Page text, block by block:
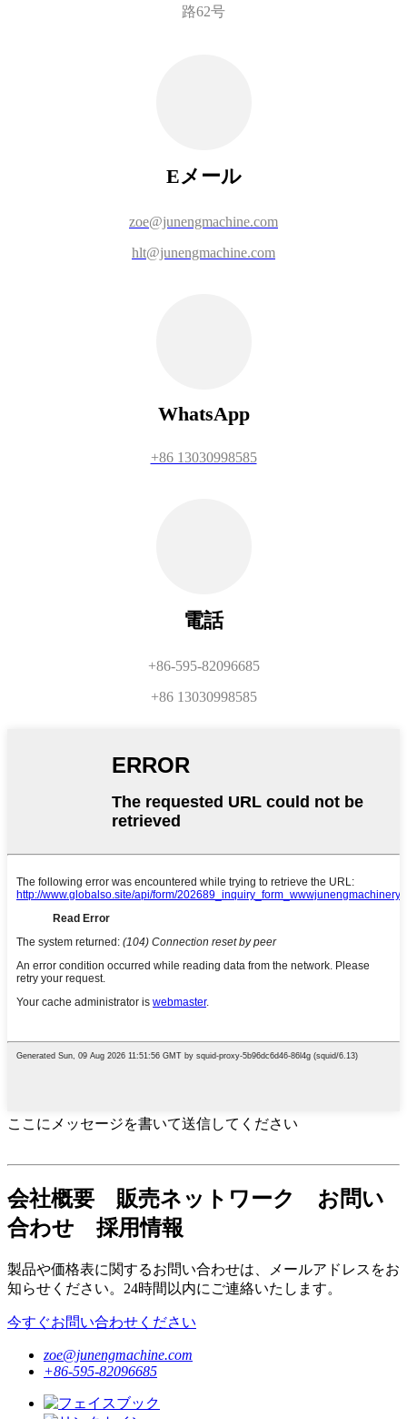
路62号
Eメール
zoe@junengmachine.com
hlt@junengmachine.com
WhatsApp
+86 13030998585
電話
+86-595-82096685
+86 13030998585
ここにメッセージを書いて送信してください
会社概要 販売ネットワーク お問い
合わせ 採用情報
製品や価格表に関するお問い合わせは、メールアドレスをお
知らせください。24時間以内にご連絡いたします。
今すぐお問い合わせください
zoe@junengmachine.com
+86-595-82096685